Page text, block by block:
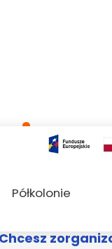
Półkolonie
w
Chcesz